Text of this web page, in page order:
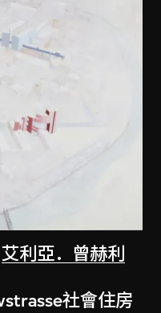
艾利亞．曾赫利
社會住房